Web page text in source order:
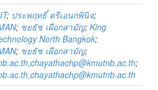
; ประพฤทธิ์ ตรีเอนกพินิจ;
; ชยธัช เผือกสามัญ; King
North Bangkok;
; ชยธัช เผือกสามัญ;
;